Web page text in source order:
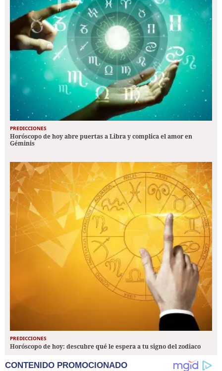
PREDICCIONES
Horóscopo de hoy abre puertas a Libra y complica el amor en
Géminis
PREDICCIONES
Horóscopo de hoy: descubre qué le espera a tu signo del zodiaco
CONTENIDO PROMOCIONADO